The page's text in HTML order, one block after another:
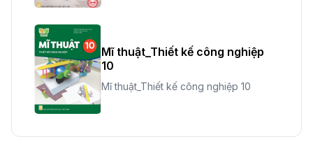
Mĩ thuật_Thiết kế công nghiệp
10
Mĩ thuật_Thiết kế công nghiệp 10